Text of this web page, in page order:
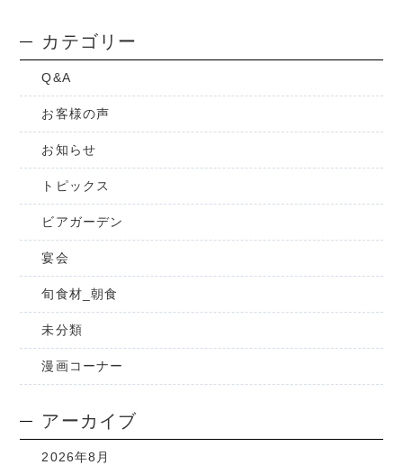
カテゴリー
Q&A
お客様の声
お知らせ
トピックス
ビアガーデン
宴会
旬食材_朝食
未分類
漫画コーナー
アーカイブ
2026年8月